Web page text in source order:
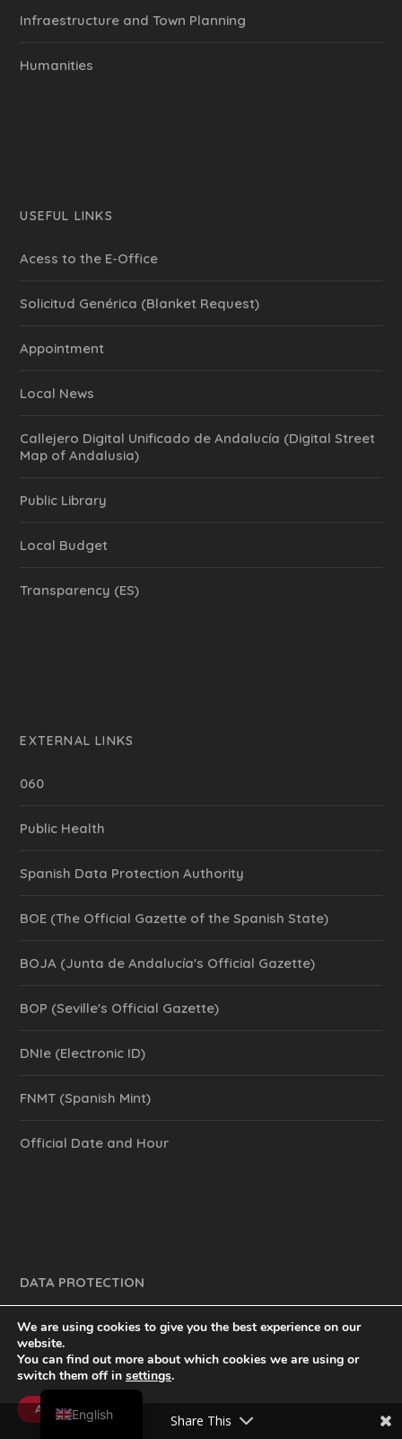
Infraestructure and Town Planning
Humanities
USEFUL LINKS
Acess to the E-Office
Solicitud Genérica (Blanket Request)
Appointment
Local News
Callejero Digital Unificado de Andalucía (Digital Street
Map of Andalusia)
Public Library
Local Budget
Transparency (ES)
EXTERNAL LINKS
060
Public Health
Spanish Data Protection Authority
BOE (The Official Gazette of the Spanish State)
BOJA (Junta de Andalucía's Official Gazette)
BOP (Seville's Official Gazette)
DNIe (Electronic ID)
FNMT (Spanish Mint)
Official Date and Hour
DATA PROTECTION
inventtatte es Marketing Online Sevilla
y mucho más.
We are using cookies to give you the best experience on our
website.
You can find out more about which cookies we are using or
switch them off in settings.
Accept
Share This
English
Spanish